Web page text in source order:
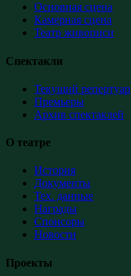
Основная сцена
Камерная сцена
Театр живописи
Спектакли
Текущий репертуар
Премьеры
Архив спектаклей
О театре
История
Документы
Тех. данные
Награды
Спонсоры
Новости
Проекты